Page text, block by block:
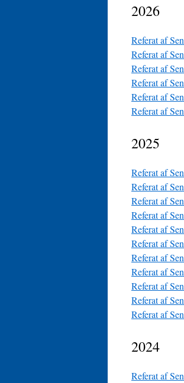
2026
Referat af
Referat af
Referat af
Referat af
Referat af
Referat af
2025
Referat af
Referat af
Referat af
Referat af
Referat af
Referat af
Referat af
Referat af
Referat af
Referat af
Referat af
2024
Referat af